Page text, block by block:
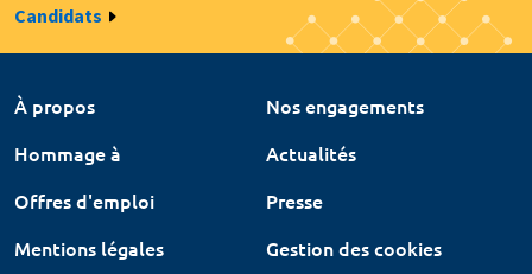
Candidats
À propos
Nos engagements
Hommage à
Actualités
Offres d'emploi
Presse
Mentions légales
Gestion des cookies